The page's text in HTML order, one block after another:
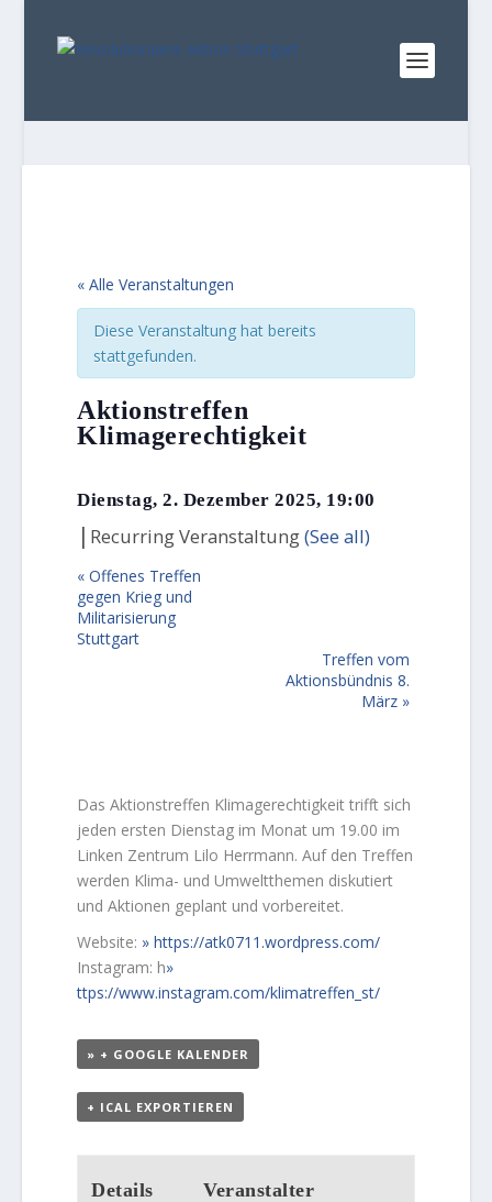
« Alle Veranstaltungen
Diese Veranstaltung hat bereits
stattgefunden.
Aktionstreffen
Klimagerechtigkeit
Dienstag, 2. Dezember 2025, 19:00
| Recurring Veranstaltung(See all)
« Offenes Treffen
gegen Krieg und
Militarisierung
Stuttgart
Treffen vom
Aktionsbündnis 8.
März »
Das Aktionstreffen Klimagerechtigkeit trifft sich
jeden ersten Dienstag im Monat um 19.00 im
Linken Zentrum Lilo Herrmann. Auf den Treffen
werden Klima- und Umweltthemen diskutiert
und Aktionen geplant und vorbereitet.
Website:
https://atk0711.wordpress.com/
Instagram: h
ttps://www.instagram.com/klimatreffen_st/
+ GOOGLE KALENDER
+ ICAL EXPORTIEREN
Details Veranstalter